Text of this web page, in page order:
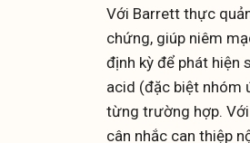
Với Barrett thực
chứng, giúp niêm
định kỳ để phát hiện
acid (đặc biệt nhóm
từng trường hợp.
cân nhắc can thiệp